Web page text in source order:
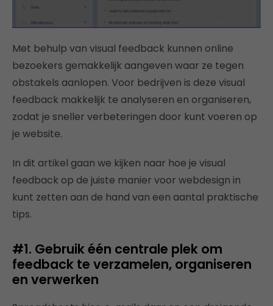
Met behulp van visual feedback kunnen online
bezoekers gemakkelijk aangeven waar ze tegen
obstakels aanlopen. Voor bedrijven is deze visual
feedback makkelijk te analyseren en organiseren,
zodat je sneller verbeteringen door kunt voeren op
je website.
In dit artikel gaan we kijken naar hoe je visual
feedback op de juiste manier voor webdesign in
kunt zetten aan de hand van een aantal praktische
tips.
#1. Gebruik één centrale plek om
feedback te verzamelen, organiseren
en verwerken